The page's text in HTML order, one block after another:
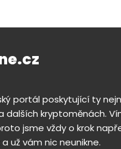
portál poskytující ty
dalších kryptoměnách.
jsme vždy o krok
už vám nic neunikne.